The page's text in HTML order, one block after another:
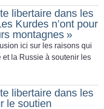
libertaire dans les
Kurdes n’ont pour
montagnes »
ici sur les raisons qui
la Russie à soutenir les
libertaire dans les
le soutien